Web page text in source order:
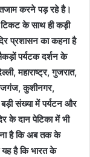
करने पड़ रहे है।
के साथ ही कड़ी
प्रशासन का कहना है
पर्यटक दर्शन के
महाराष्ट्र, गुजरात,
कुशीनगर,
बड़ी संख्या में पर्यटन और
के दान पेटिका में भी
है कि अब तक के
यह है कि भारत के